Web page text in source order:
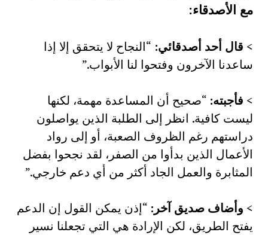
مع الأصدقاء:
> قال أحد أصدقائي: “النجاح لا يتحقق إلا إذا
ساعدنا الآخرون وفتحوا لنا الأبواب.”
> فأجبته: “صحيح أن المساعدة مهمة، لكنها
ليست كافية. انظر إلى الطلبة الذين يواصلون
دراستهم رغم الظروف الصعبة، أو إلى رواد
الأعمال الذين بدأوا من الصفر، لقد نجحوا بفضل
المثابرة والعمل الجاد أكثر من أي دعم خارجي.”
> وأضاف صديق آخر: “إذن يمكن القول إن الدعم
يفتح الطريق، لكن الإرادة هي التي تجعلنا نسير